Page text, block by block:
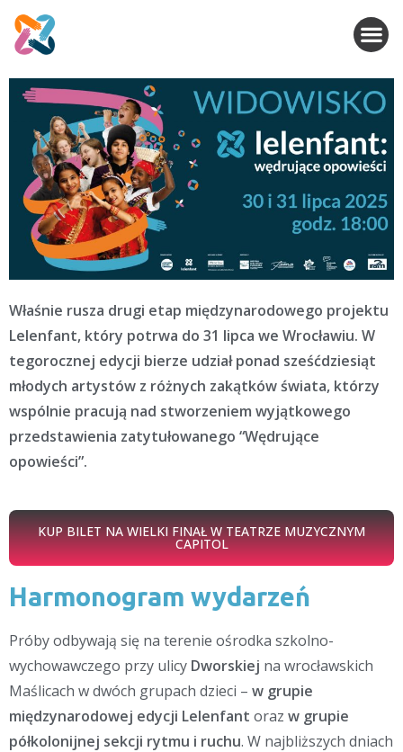
Właśnie rusza drugi etap międzynarodowego projektu
Lelenfant, który potrwa do 31 lipca we Wrocławiu. W
tegorocznej edycji bierze udział ponad sześćdziesiąt
młodych artystów z różnych zakątków świata, którzy
wspólnie pracują nad stworzeniem wyjątkowego
przedstawienia zatytułowanego “Wędrujące
opowieści”.
KUP BILET NA WIELKI FINAŁ W TEATRZE MUZYCZNYM
CAPITOL
Harmonogram wydarzeń
Próby odbywają się na terenie ośrodka szkolno-
wychowawczego przy ulicy Dworskiej na wrocławskich
Maślicach w dwóch grupach dzieci – w grupie
międzynarodowej edycji Lelenfant oraz w grupie
półkolonijnej sekcji rytmu i ruchu. W najbliższych dniach